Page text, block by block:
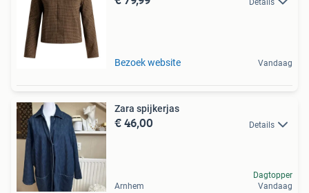
Bezoek website Vandaag
Zara spijkerjas
€ 46,00 Details
Arnhem
Dagtopper
Vandaag